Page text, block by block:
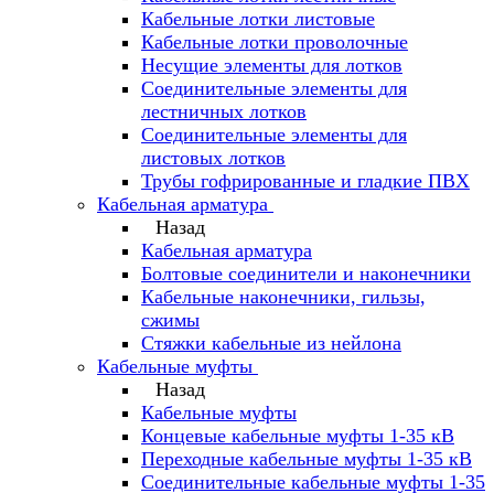
Кабельные лотки листовые
Кабельные лотки проволочные
Несущие элементы для лотков
Соединительные элементы для
лестничных лотков
Соединительные элементы для
листовых лотков
Трубы гофрированные и гладкие ПВХ
Кабельная арматура
Назад
Кабельная арматура
Болтовые соединители и наконечники
Кабельные наконечники, гильзы,
сжимы
Стяжки кабельные из нейлона
Кабельные муфты
Назад
Кабельные муфты
Концевые кабельные муфты 1-35 кВ
Переходные кабельные муфты 1-35 кВ
Соединительные кабельные муфты 1-35